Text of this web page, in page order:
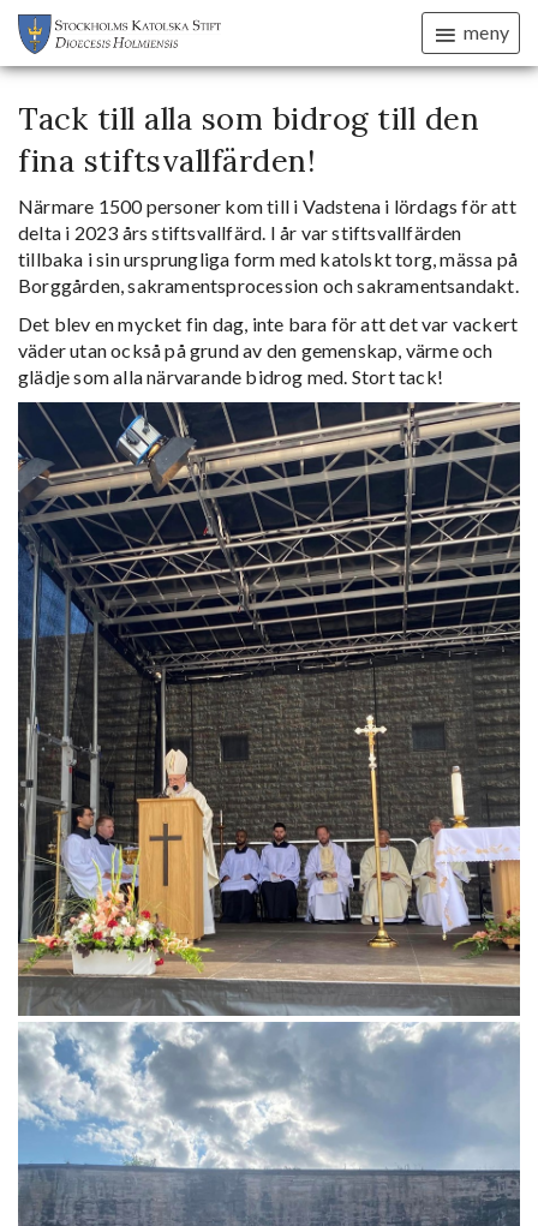
meny
Tack till alla som bidrog till den
fina stiftsvallfärden!
Närmare 1500 personer kom till i Vadstena i lördags för att
delta i 2023 års stiftsvallfärd. I år var stiftsvallfärden
tillbaka i sin ursprungliga form med katolskt torg, mässa på
Borggården, sakramentsprocession och sakramentsandakt.
Det blev en mycket fin dag, inte bara för att det var vackert
väder utan också på grund av den gemenskap, värme och
glädje som alla närvarande bidrog med. Stort tack!